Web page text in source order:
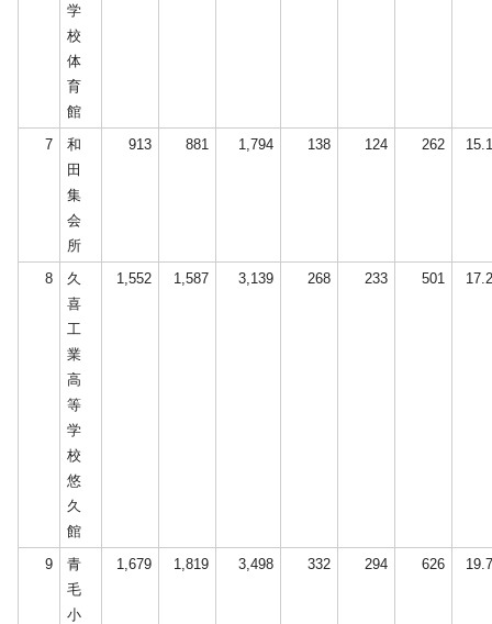
学
校
体
育
館
7
和
田
集
会
所
913 881 1,794 138 124 262
8
久
喜
工
業
高
等
学
校
悠
久
館
1,552 1,587 3,139 268 233 501
9
青
毛
小
1,679 1,819 3,498 332 294 626